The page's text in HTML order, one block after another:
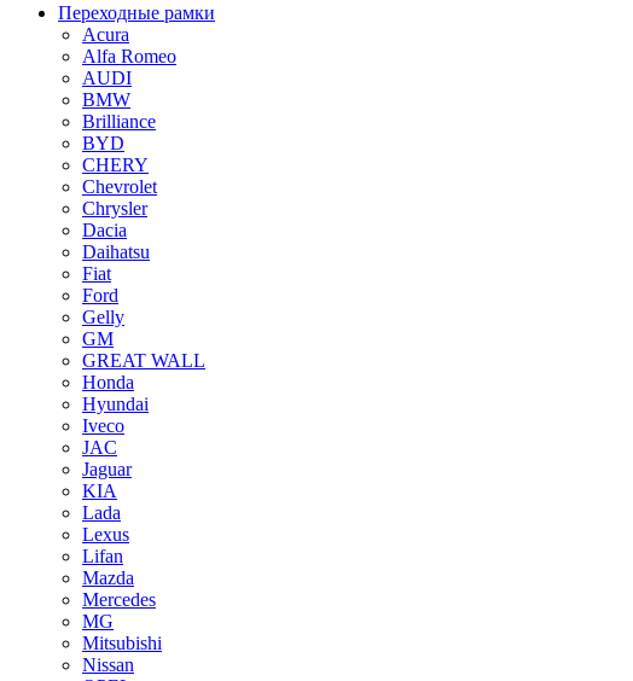
Переходные рамки
Acura
Alfa Romeo
AUDI
BMW
Brilliance
BYD
CHERY
Chevrolet
Chrysler
Dacia
Daihatsu
Fiat
Ford
Gelly
GM
GREAT WALL
Honda
Hyundai
Iveco
JAC
Jaguar
KIA
Lada
Lexus
Lifan
Mazda
Mercedes
MG
Mitsubishi
Nissan